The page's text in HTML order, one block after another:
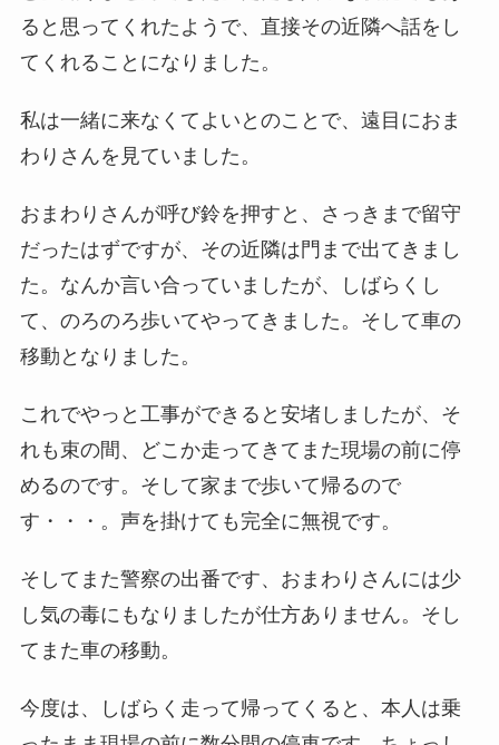
ると思ってくれたようで、直接その近隣へ話をし
てくれることになりました。
私は一緒に来なくてよいとのことで、遠目におま
わりさんを見ていました。
おまわりさんが呼び鈴を押すと、さっきまで留守
だったはずですが、その近隣は門まで出てきまし
た。なんか言い合っていましたが、しばらくし
て、のろのろ歩いてやってきました。そして車の
移動となりました。
これでやっと工事ができると安堵しましたが、そ
れも束の間、どこか走ってきてまた現場の前に停
めるのです。そして家まで歩いて帰るので
す・・・。声を掛けても完全に無視です。
そしてまた警察の出番です、おまわりさんには少
し気の毒にもなりましたが仕方ありません。そし
てまた車の移動。
今度は、しばらく走って帰ってくると、本人は乗